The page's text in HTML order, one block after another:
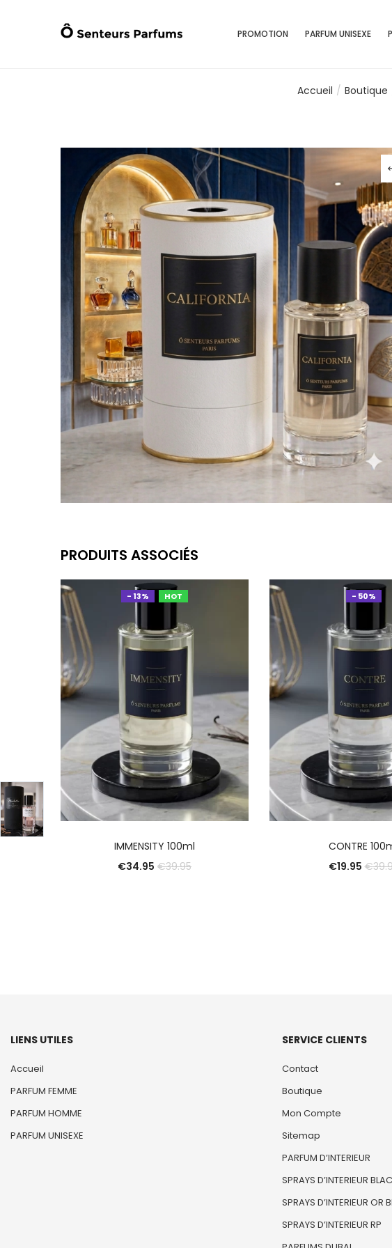
PROMOTION PARFUM UNISEXE
Accueil Boutique
PRODUITS ASSOCIÉS
- 13% HOT
IMMENSITY 100ml
€34.95 €39.95
- 50%
CONTRE
€19.95 €
LIENS UTILES
Accueil
PARFUM FEMME
PARFUM HOMME
PARFUM UNISEXE
SERVICE CLIENTS
Contact
Boutique
Mon Compte
Sitemap
PARFUM D’INTERIEUR
SPRAYS D’INTERIEUR
SPRAYS D’INTERIEUR OR
SPRAYS D’INTERIEUR RP